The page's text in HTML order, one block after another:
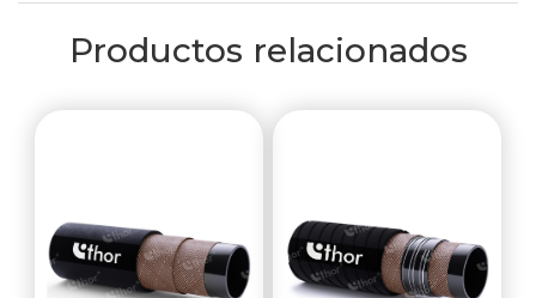
Productos relacionados